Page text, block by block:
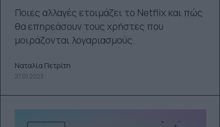
Ποιες αλλαγές ετοιμάζει το Netflix και πώς
θα επηρεάσουν τους χρήστες που
μοιράζονται λογαριασμούς.
Ναταλία Πετρίτη
27.01.2023